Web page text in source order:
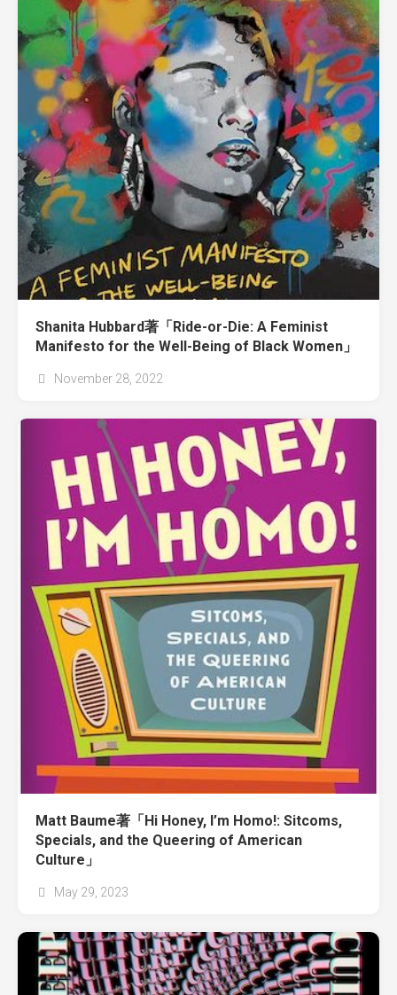
Shanita Hubbard著「Ride-or-Die: A Feminist
Manifesto for the Well-Being of Black Women」
November 28, 2022
Matt Baume著「Hi Honey, I’m Homo!: Sitcoms,
Specials, and the Queering of American
Culture」
May 29, 2023